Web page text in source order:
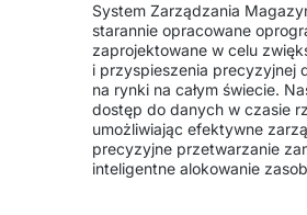
Managed IT & Outsourcing
Migracje i wdrożenia
Serwis IT i AGD
↳ Serwis RTV i AGD
System Zarządzania
starannie opracowane
zaprojektowane w celu
i przyspieszenia precyzyjnej
na rynki na całym świecie.
dostęp do danych w czasie
umożliwiając efektywne
precyzyjne przetwarzanie
inteligentne alokowanie